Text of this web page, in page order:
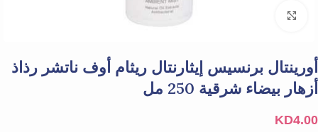
أورينتال برنسيس إيثارنتال ريثام أوف ناتشر رذاذ
أزهار بيضاء شرقية 250 مل
KD4.00